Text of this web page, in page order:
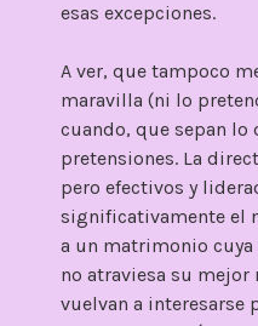
esas excepciones.
A ver, que tampoco
maravilla (ni lo
cuando, que sepan lo
pretensiones. La
pero efectivos y
significativamente el
a un matrimonio cuya
no atraviesa su
vuelvan a interesarse